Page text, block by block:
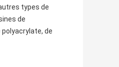
types de
de
de